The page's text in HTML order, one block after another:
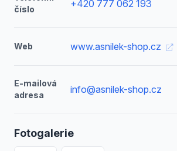
číslo
+420 777 062 193
Web www.asnilek-shop.cz
E-mailová
adresa
info@asnilek-shop.cz
Fotogalerie